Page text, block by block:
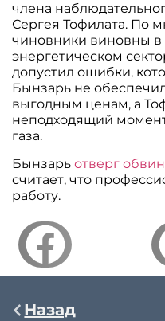
члена
Сергея Тофилата. По
чиновники виновны в
энергетическом
допустил ошибки,
Бынзарь не
выгодным ценам, а
неподходящий
газа.
Бынзарьотверг
считает, что
работу.
Назад